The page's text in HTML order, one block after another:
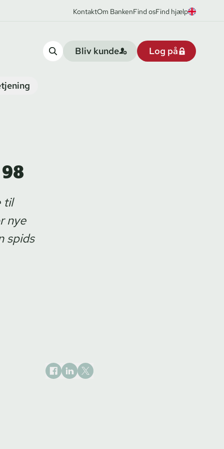
KontaktOm BankenFind osFind hjælp
Bliv kunde Log på
til
nye
spids